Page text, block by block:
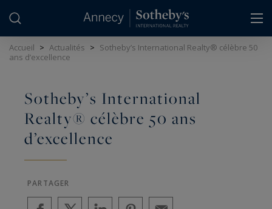
Accueil > Actualités > Sotheby’s International Realty® célèbre 50
ans d’excellence
Sotheby’s International
Realty® célèbre 50 ans
d’excellence
PARTAGER